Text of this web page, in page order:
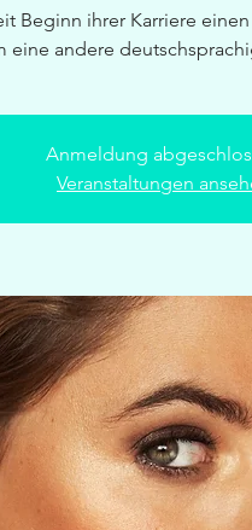
Beginn ihrer Karriere
eine andere
Anmeldung
Veranstaltungen